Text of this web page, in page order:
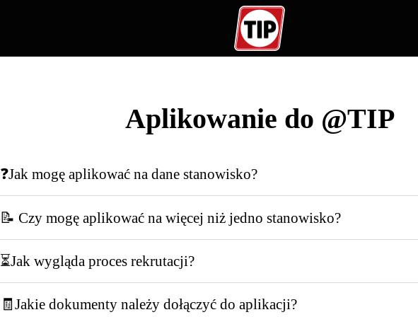
Aplikowanie do @TIP
❓Jak mogę aplikować na dane stanowisko?
📝 Czy mogę aplikować na więcej niż jedno stanowisko?
⏳Jak wygląda proces rekrutacji?
🧾Jakie dokumenty należy dołączyć do aplikacji?